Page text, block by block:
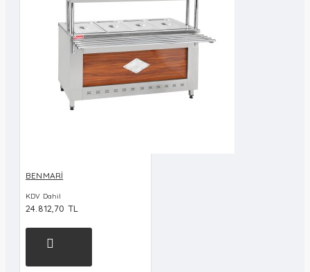
BENMARİ
KDV Dahil
24.812,70 TL